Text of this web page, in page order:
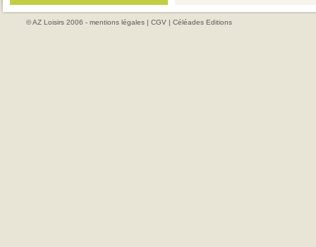
© AZ Loisirs 2006 - mentions légales | CGV | Céléades Editions